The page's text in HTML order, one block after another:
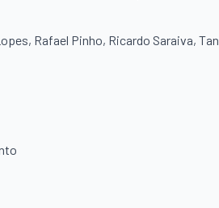
Rafael Pinho, Ricardo Saraiva, Tan